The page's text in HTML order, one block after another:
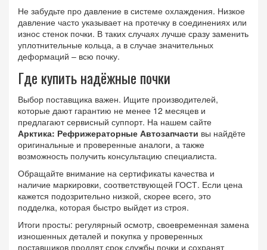
Не забудьте про давление в системе охлаждения. Низкое
давление часто указывает на протечку в соединениях или
износ стенок почки. В таких случаях лучше сразу заменить
уплотнительные кольца, а в случае значительных
деформаций – всю почку.
Где купить надёжные почки
Выбор поставщика важен. Ищите производителей,
которые дают гарантию не менее 12 месяцев и
предлагают сервисный суппорт. На нашем сайте
Арктика: Рефрижераторные Автозапчасти вы найдёте
оригинальные и проверенные аналоги, а также
возможность получить консультацию специалиста.
Обращайте внимание на сертификаты качества и
наличие маркировки, соответствующей ГОСТ. Если цена
кажется подозрительно низкой, скорее всего, это
подделка, которая быстро выйдет из строя.
Итоги просты: регулярный осмотр, своевременная замена
изношенных деталей и покупка у проверенных
поставщиков продлят срок службы почки и сохранят